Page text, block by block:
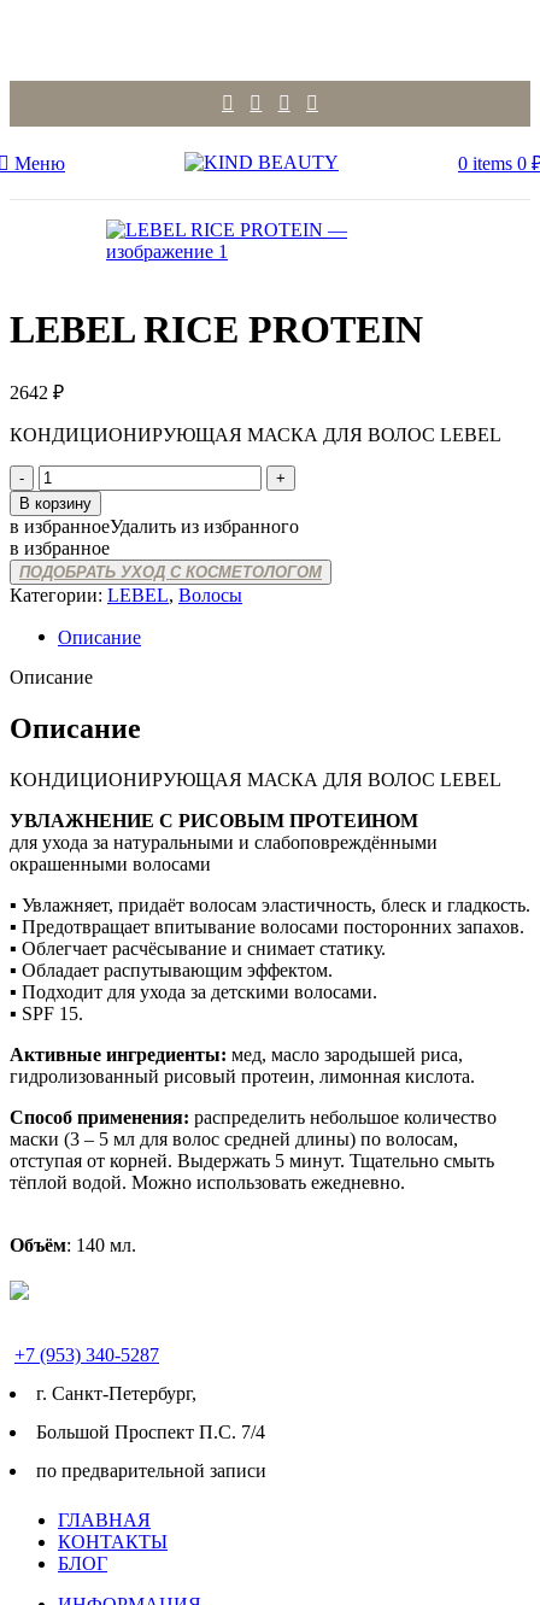
Меню 0 items 0
LEBEL RICE PROTEIN
2642 ₽
КОНДИЦИОНИРУЮЩАЯ МАСКА ДЛЯ ВОЛОС LEBEL
Количество
товара
LEBEL
RICE
PROTEIN
В корзину
в избранноеУдалить из избранного
в избранное
ПОДОБРАТЬ УХОД С КОСМЕТОЛОГОМ
Категории: LEBEL, Волосы
Описание
Описание
Описание
КОНДИЦИОНИРУЮЩАЯ МАСКА ДЛЯ ВОЛОС LEBEL
УВЛАЖНЕНИЕ С РИСОВЫМ ПРОТЕИНОМ
для ухода за натуральными и слабоповреждёнными
окрашенными волосами
▪ Увлажняет, придаёт волосам эластичность, блеск и гладкость.
▪ Предотвращает впитывание волосами посторонних запахов.
▪ Облегчает расчёсывание и снимает статику.
▪ Обладает распутывающим эффектом.
▪ Подходит для ухода за детскими волосами.
▪ SPF 15.
Активные ингредиенты: мед, масло зародышей риса,
гидролизованный рисовый протеин, лимонная кислота.
Способ применения: распределить небольшое количество
маски (3 – 5 мл для волос средней длины) по волосам,
отступая от корней. Выдержать 5 минут. Тщательно смыть
тёплой водой. Можно использовать ежедневно.
Объём: 140 мл.
+7 (953) 340-5287
г. Cанкт-Петербург,
Большой Проспект П.С. 7/4
по предварительной записи
ГЛАВНАЯ
КОНТАКТЫ
БЛОГ